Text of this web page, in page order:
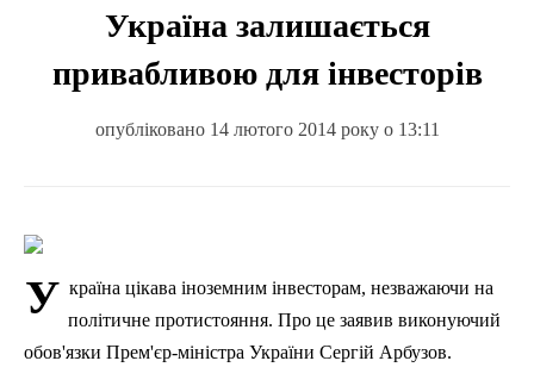
Україна залишається
привабливою для інвесторів
опубліковано 14 лютого 2014 року о 13:11
У країна цікава іноземним інвесторам, незважаючи на
політичне протистояння. Про це заявив виконуючий
обов'язки Прем'єр-міністра України Сергій Арбузов.